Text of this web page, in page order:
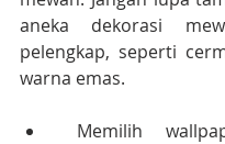
aneka dekorasi
pelengkap, seperti
warna emas.